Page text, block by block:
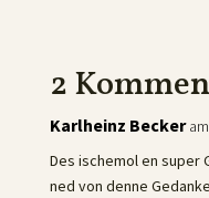
2
Karlheinz Becker
Des ischemol en super
ned von denne